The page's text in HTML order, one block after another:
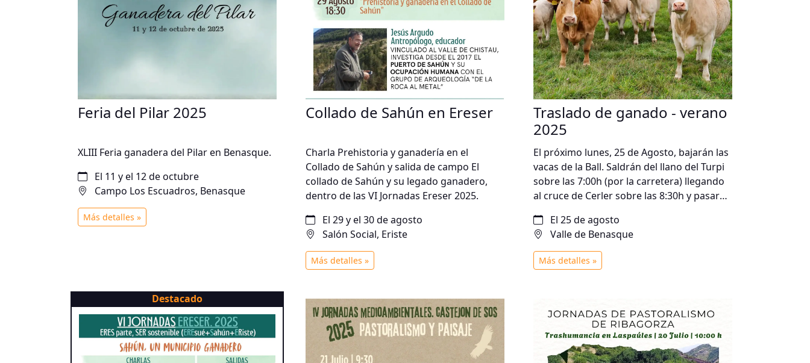
Feria del Pilar 2025
XLIII Feria ganadera del Pilar en Benasque.
El 11 y el 12 de octubre
Campo Los Escuadros, Benasque
Más detalles »
Collado de Sahún en Ereser
Charla Prehistoria y ganadería en el
Collado de Sahún y salida de campo El
collado de Sahún y su legado ganadero,
dentro de las VI Jornadas Ereser 2025.
El 29 y el 30 de agosto
Salón Social, Eriste
Más detalles »
Traslado de ganado - verano
2025
El próximo lunes, 25 de Agosto, bajarán las
vacas de la Ball. Saldrán del llano del Turpi
sobre las 7:00h (por la carretera) llegando
al cruce de Cerler sobre las 8:30h y pasarán
El 25 de agosto
Valle de Benasque
Más detalles »
Destacado